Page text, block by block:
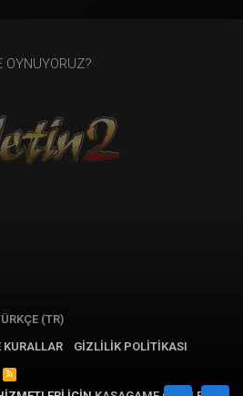
OYNUYORUZ?
(TR)
KURALLAR
GIZLILIK POLITIKASI
R
S